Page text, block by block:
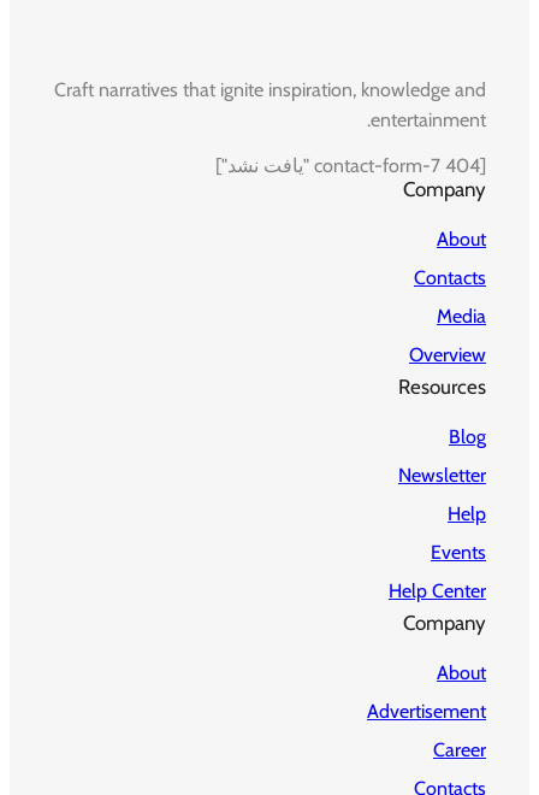
Craft narratives that ignite inspiration, knowledge and
entertainment.
[contact-form-7 404 "یافت نشد"]
Company
About
Contacts
Media
Overview
Resources
Blog
Newsletter
Help
Events
Help Center
Company
About
Advertisement
Career
Contacts